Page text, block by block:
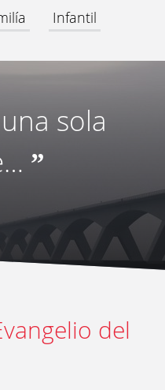
Infantil
sola
”
del